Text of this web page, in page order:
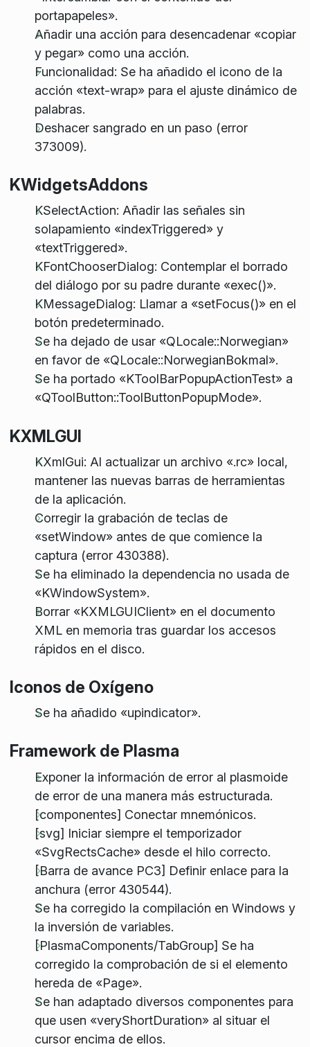
portapapeles».
Añadir una acción para desencadenar «copiar
y pegar» como una acción.
Funcionalidad: Se ha añadido el icono de la
acción «text-wrap» para el ajuste dinámico de
palabras.
Deshacer sangrado en un paso (error
373009).
KWidgetsAddons
KSelectAction: Añadir las señales sin
solapamiento «indexTriggered» y
«textTriggered».
KFontChooserDialog: Contemplar el borrado
del diálogo por su padre durante «exec()».
KMessageDialog: Llamar a «setFocus()» en el
botón predeterminado.
Se ha dejado de usar «QLocale::Norwegian»
en favor de «QLocale::NorwegianBokmal».
Se ha portado «KToolBarPopupActionTest» a
«QToolButton::ToolButtonPopupMode».
KXMLGUI
KXmlGui: Al actualizar un archivo «.rc» local,
mantener las nuevas barras de herramientas
de la aplicación.
Corregir la grabación de teclas de
«setWindow» antes de que comience la
captura (error 430388).
Se ha eliminado la dependencia no usada de
«KWindowSystem».
Borrar «KXMLGUIClient» en el documento
XML en memoria tras guardar los accesos
rápidos en el disco.
Iconos de Oxígeno
Se ha añadido «upindicator».
Framework de Plasma
Exponer la información de error al plasmoide
de error de una manera más estructurada.
[componentes] Conectar mnemónicos.
[svg] Iniciar siempre el temporizador
«SvgRectsCache» desde el hilo correcto.
[Barra de avance PC3] Definir enlace para la
anchura (error 430544).
Se ha corregido la compilación en Windows y
la inversión de variables.
[PlasmaComponents/TabGroup] Se ha
corregido la comprobación de si el elemento
hereda de «Page».
Se han adaptado diversos componentes para
que usen «veryShortDuration» al situar el
cursor encima de ellos.